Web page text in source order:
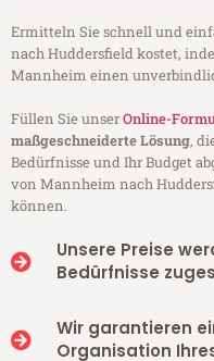
Ermitteln Sie schnell und
nach Huddersfield kostet,
Mannheim einen
Füllen Sie unserOnline-
maßgeschneiderte Lösung,
Bedürfnisse und Ihr Budget
von Mannheim nach
können.
Unsere Preise
Bedürfnisse
Wir garantieren
Organisation